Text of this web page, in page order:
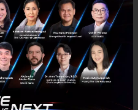
ที่ร่วมกับรัฐบาลจัดตั้ง
(GFSA) Indiaซึ่งเป็น
ที่จะสนับสนุนด้านคำปรึกษา
เตรียมความพร้อมให้
ในการแข่งขันกับตลาดโลก
Startup เกิดขึ้นแล้วกว่า